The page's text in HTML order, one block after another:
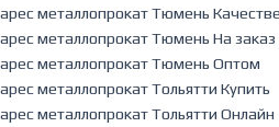
арес металлопрокат Тюмень
арес металлопрокат Тюмень На заказ
арес металлопрокат Тюмень Оптом
арес металлопрокат Тольятти Купить
арес металлопрокат Тольятти Онлайн